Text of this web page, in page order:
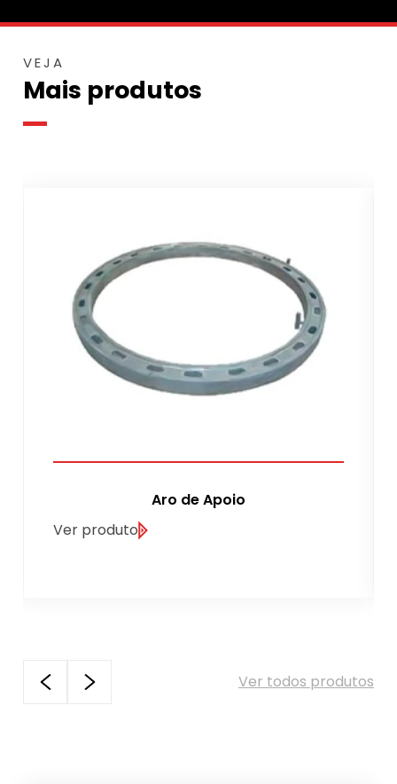
VEJA
Mais produtos
Aro de Apoio
Ver produto
Ver todos produtos